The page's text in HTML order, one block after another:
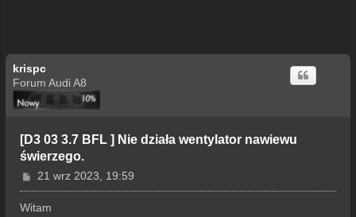
krispc
Forum Audi A8
[D3 03 3.7 BFL ] Nie działa wentylator nawiewu
świerzego.
P
o
s
21 wrz 2023, 19:59
Witam